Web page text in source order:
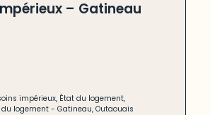
– Gatineau
impérieux, État du logement,
du logement -Gatineau,Outaouais